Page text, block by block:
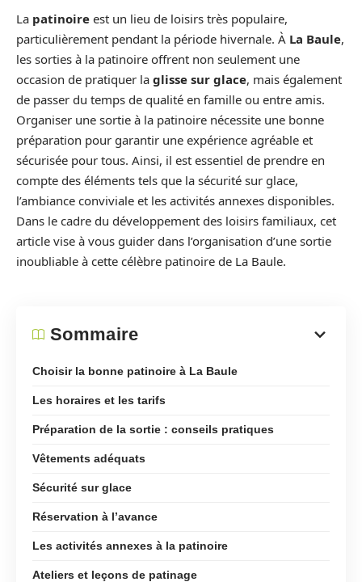
La patinoire est un lieu de loisirs très populaire,
particulièrement pendant la période hivernale. À La Baule,
les sorties à la patinoire offrent non seulement une
occasion de pratiquer la glisse sur glace, mais également
de passer du temps de qualité en famille ou entre amis.
Organiser une sortie à la patinoire nécessite une bonne
préparation pour garantir une expérience agréable et
sécurisée pour tous. Ainsi, il est essentiel de prendre en
compte des éléments tels que la sécurité sur glace,
l’ambiance conviviale et les activités annexes disponibles.
Dans le cadre du développement des loisirs familiaux, cet
article vise à vous guider dans l’organisation d’une sortie
inoubliable à cette célèbre patinoire de La Baule.
Sommaire
Choisir la bonne patinoire à La Baule
Les horaires et les tarifs
Préparation de la sortie : conseils pratiques
Vêtements adéquats
Sécurité sur glace
Réservation à l’avance
Les activités annexes à la patinoire
Ateliers et leçons de patinage